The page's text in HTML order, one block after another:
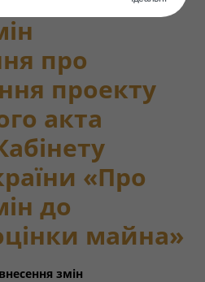
про
проекту
акта
«Про
до
майна»
змін